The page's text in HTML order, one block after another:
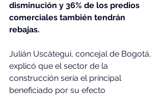
disminución y 36% de los predios
comerciales también tendrán
rebajas.
Julián Uscátegui, concejal de Bogotá,
explicó que el sector de la
construcción sería el principal
beneficiado por su efecto